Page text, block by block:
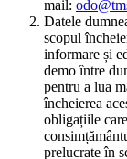
mail:
Datele
scopul
informare și
demo între
pentru a lua
încheierea
obligațiile
prelucrate în